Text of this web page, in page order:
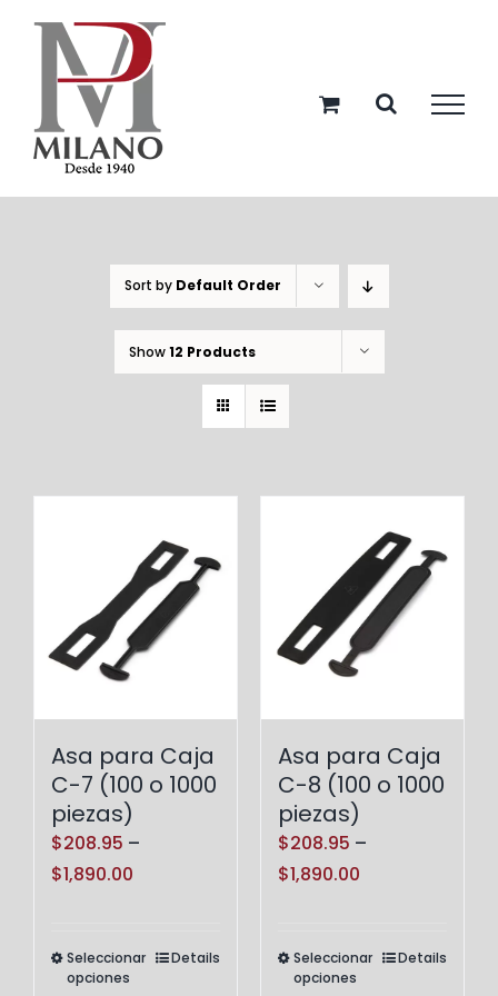
content
Sort by Default Order
Show12 Products
Asa para Caja
C-7 (100 o 1000
piezas)
$208.95 –
$1,890.00
through
Seleccionar
opciones
EsteDetails
Asa para Caja
C-8 (100 o 1000
piezas)
$208.95 –
$1,890.00
through
Seleccionar
opciones
EsteDetails